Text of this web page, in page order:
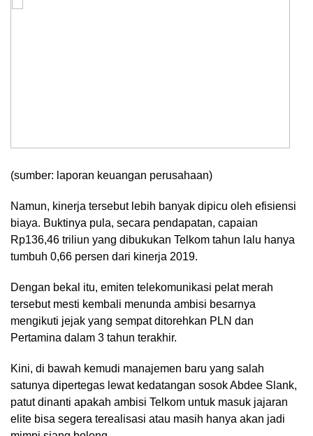
(sumber: laporan keuangan perusahaan)
Namun, kinerja tersebut lebih banyak dipicu oleh efisiensi
biaya. Buktinya pula, secara pendapatan, capaian
Rp136,46 triliun yang dibukukan Telkom tahun lalu hanya
tumbuh 0,66 persen dari kinerja 2019.
Dengan bekal itu, emiten telekomunikasi pelat merah
tersebut mesti kembali menunda ambisi besarnya
mengikuti jejak yang sempat ditorehkan PLN dan
Pertamina dalam 3 tahun terakhir.
Kini, di bawah kemudi manajemen baru yang salah
satunya dipertegas lewat kedatangan sosok Abdee Slank,
patut dinanti apakah ambisi Telkom untuk masuk jajaran
elite bisa segera terealisasi atau masih hanya akan jadi